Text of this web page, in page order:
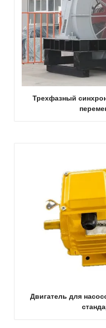
Трехфазный
Двигатель для